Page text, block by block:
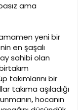
ama
yeni bir
en şaşalı
sahibi olan
takımlarını bir
takıma aşıladığı
hocanın